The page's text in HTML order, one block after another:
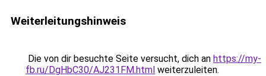
Weiterleitungshinweis
Die von dir besuchte Seite versucht, dich an https://my-
fb.ru/DgHbC30/AJ231FM.html weiterzuleiten.